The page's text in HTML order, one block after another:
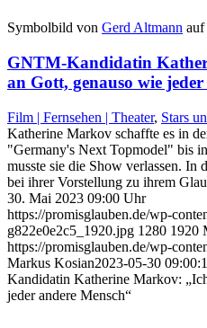
Symbolbild von Gerd Altmann auf
GNTM-Kandidatin
an Gott, genauso wie
Film | Fernsehen | Theater, Stars
Katherine Markov schaffte es in
"Germany's Next Topmodel" bis
musste sie die Show verlassen. In
bei ihrer Vorstellung zu ihrem
30. Mai 2023 09:00 Uhr
https://promisglauben.de/wp-
g822e0e2c5_1920.jpg 1280 1920
https://promisglauben.de/wp-
Markus Kosian2023-05-30
Kandidatin Katherine Markov:
jeder andere Mensch“